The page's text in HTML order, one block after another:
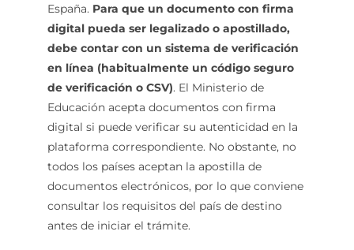
España. Para que un documento con firma
digital pueda ser legalizado o apostillado,
debe contar con un sistema de verificación
en línea (habitualmente un código seguro
de verificación o CSV). El Ministerio de
Educación acepta documentos con firma
digital si puede verificar su autenticidad en la
plataforma correspondiente. No obstante, no
todos los países aceptan la apostilla de
documentos electrónicos, por lo que conviene
consultar los requisitos del país de destino
antes de iniciar el trámite.